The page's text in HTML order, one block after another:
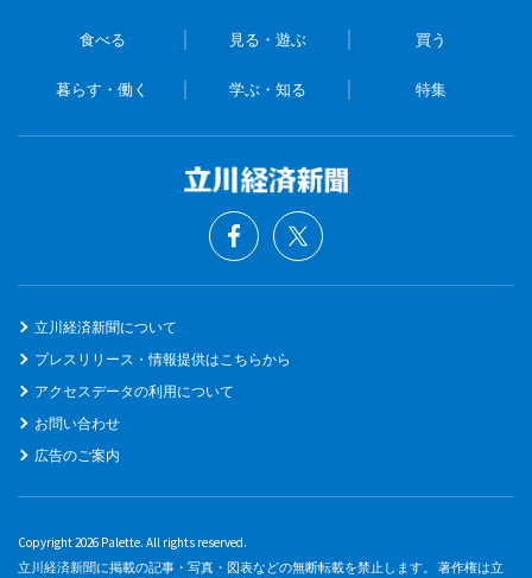
食べる 見る・遊ぶ 買う
暮らす・働く 学ぶ・知る 特集
立川経済新聞について
プレスリリース・情報提供はこちらから
アクセスデータの利用について
お問い合わせ
広告のご案内
Copyright 2026 Palette. All rights reserved.
立川経済新聞に掲載の記事・写真・図表などの無断転載を禁止します。 著作権は立